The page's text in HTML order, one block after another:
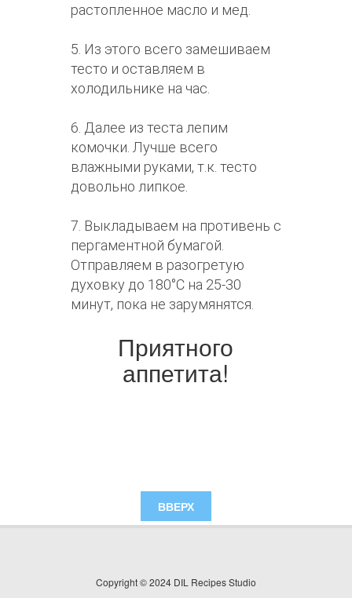
растопленное масло и мед.
5. Из этого всего замешиваем
тесто и оставляем в
холодильнике на час.
6. Далее из теста лепим
комочки. Лучше всего
влажными руками, т.к. тесто
довольно липкое.
7. Выкладываем на противень с
пергаментной бумагой.
Отправляем в разогретую
духовку до 180°С на 25-30
минут, пока не зарумянятся.
Приятного
аппетита!
ВВЕРХ
Copyright © 2024 DIL Recipes Studio